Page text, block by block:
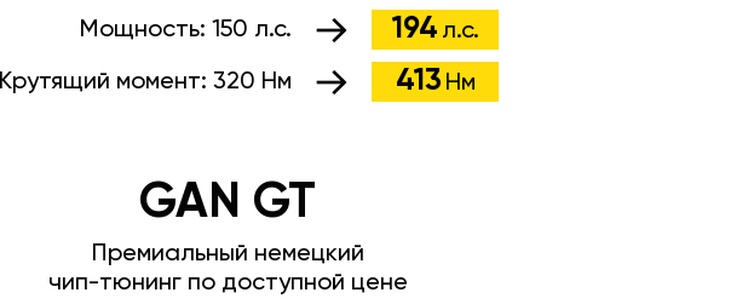
Мощность: 150 л.с. 194 л.с.
Крутящий момент: 320 Нм 413 Нм
GAN GT
Премиальный немецкий
чип-тюнинг по доступной цене